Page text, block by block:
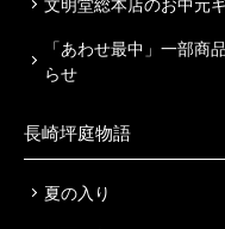
文明堂総本店のお中元
「あわせ最中」一部商
らせ
長崎坪庭物語
夏の入り